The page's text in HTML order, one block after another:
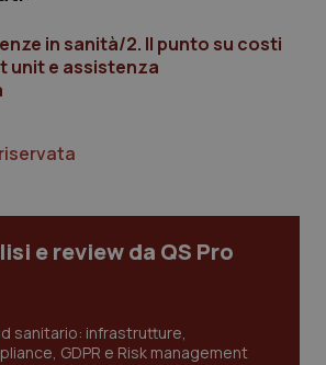
in sanità/2. Il punto su costi
unit e assistenza
e review da QS Pro
sanitario: infrastrutture,
GDPR e Risk management
pagine e l'accesso alle aree
Il sito web non è in grado di
senza questi cookie.